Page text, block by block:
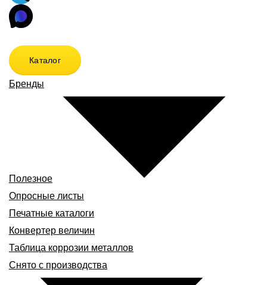
Каталог
Бренды
Полезное
Опросные листы
Печатные каталоги
Конвертер величин
Таблица коррозии металлов
Снято с производства